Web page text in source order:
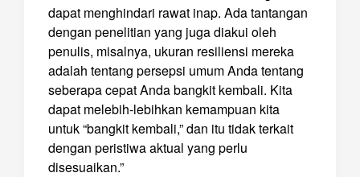
dapat menghindari rawat inap. Ada tantangan
dengan penelitian yang juga diakui oleh
penulis, misalnya, ukuran resiliensi mereka
adalah tentang persepsi umum Anda tentang
seberapa cepat Anda bangkit kembali. Kita
dapat melebih-lebihkan kemampuan kita
untuk “bangkit kembali,” dan itu tidak terkait
dengan peristiwa aktual yang perlu
disesuaikan.”